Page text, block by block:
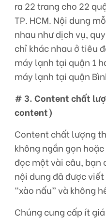
ra 22 trang cho 22
TP. HCM. Nội dung
nhau như dịch vụ,
chỉ khác nhau ở tiêu
máy lạnh tại quận 1
máy lạnh tại quận
# 3. Content chất
content)
Content chất lượng
không ngắn gọn
đọc một vài câu, bạn
nội dung đã được
“xào nấu” và không
Chúng cung cấp ít